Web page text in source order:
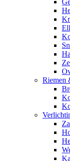
Riemen